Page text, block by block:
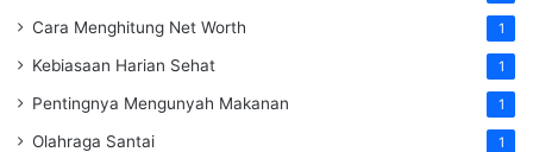
Cara Menghitung Net Worth 1
Kebiasaan Harian Sehat 1
Pentingnya Mengunyah Makanan 1
Olahraga Santai 1